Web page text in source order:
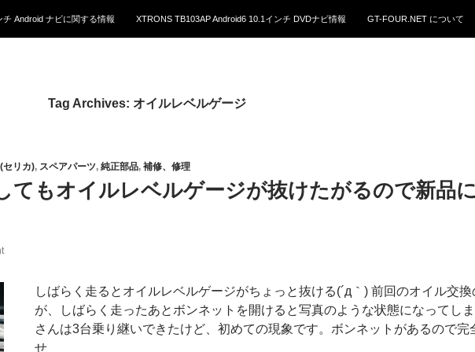
チ Android ナビに関する情報 XTRONS TB103AP Android6 10.1インチ DVDナビ情報 GT-FOUR.NET について
Tag Archives: オイルレベルゲージ
セリカ), スペアパーツ, 純正部品, 補修、修理
てもオイルレベルゲージが抜けたがるので新品
しばらく走るとオイルレベルゲージがちょっと抜ける(´д｀) 前回のオイル交
が、しばらく走ったあとボンネットを開けると写真のような状態になってし
さんは3台乗り継いできたけど、初めての現象です。ボンネットがあるので完
せ